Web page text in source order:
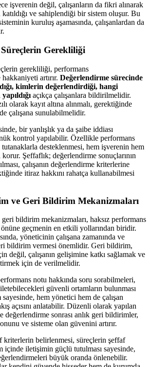
işverenin değil, çalışanların da fikri alınarak
katıldığı ve sahiplendiği bir sistem oluşur. Bu
kuruluş aşamasında, çalışanlardan da
Gerekliliği
gerekliliği, performans
artırır. Değerlendirme sürecinde
kimlerin değerlendirdiği, hangi
açıkça çalışanlara bildirilmelidir.
olarak kayıt altına alınmalı, gerektiğinde
çalışana sunulabilmelidir.
bir yanlışlık ya da şaibe iddiası
kontrol yapılabilir. Özellikle performans
tutanaklarla desteklenmesi, hem işverenin hem
korur. Şeffaflık; değerlendirme sonuçlarının
çalışanın değerlendirme kriterlerine
itiraz hakkını rahatça kullanabilmesi
ve Geri Bildirim Mekanizmaları
bildirim mekanizmaları, haksız performans
geçmenin en etkili yollarından biridir.
yöneticinin çalışana zamanında ve
bildirim vermesi önemlidir. Geri bildirim,
değil, çalışanın gelişimine katkı sağlamak ve
için de verilmelidir.
notu hakkında soru sorabilmeleri,
güvenli ortamların bulunması
sayesinde, hem yönetici hem de çalışan
açısını anlatabilir. Düzenli olarak yapılan
değerlendirme sonrası anlık geri bildirimler,
ve sisteme olan güvenini artırır.
kriterlerin belirlenmesi, süreçlerin şeffaf
içinde iletişimin güçlü tutulması sayesinde,
büyük oranda önlenebilir.